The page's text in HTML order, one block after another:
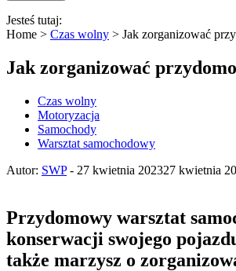
Jesteś tutaj:
Home > Czas wolny > Jak zorganizować
Jak zorganizować
Czas wolny
Motoryzacja
Samochody
Warsztat samochodowy
Autor: SWP- 27 kwietnia 202327 kwietnia
Przydomowy warsztat
konserwacji swojego
także marzysz o